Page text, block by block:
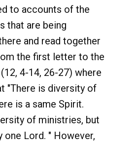
to accounts of the
that are being
and read together
the first letter to the
4-14, 26-27) where
"There is diversity of
is a same Spirit.
of ministries, but
one Lord. " However,